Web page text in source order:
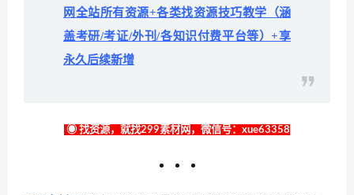
网全站所有资源+各类找资源技巧教学（涵
盖考研/考证/外刊/各知识付费平台等）+享
永久后续新增
◉ 找资源，就找299素材网，微信号：xue63358